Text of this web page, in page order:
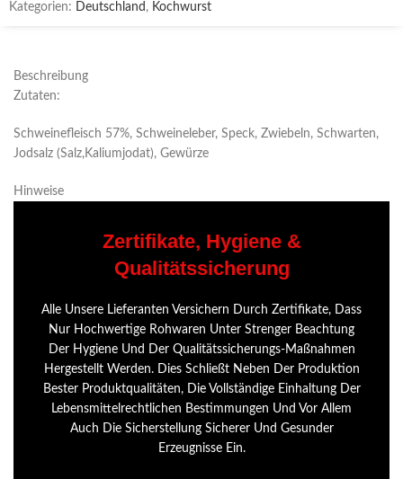
Kategorien: Deutschland , Kochwurst
Beschreibung
Zutaten:
Schweinefleisch 57%, Schweineleber, Speck, Zwiebeln, Schwarten,
Jodsalz (Salz,Kaliumjodat), Gewürze
Hinweise
Zertifikate, Hygiene &
Qualitätssicherung
Alle Unsere Lieferanten Versichern Durch Zertifikate, Dass
Nur Hochwertige Rohwaren Unter Strenger Beachtung
Der Hygiene Und Der Qualitätssicherungs-Maßnahmen
Hergestellt Werden. Dies Schließt Neben Der Produktion
Bester Produktqualitäten, Die Vollständige Einhaltung Der
Lebensmittelrechtlichen Bestimmungen Und Vor Allem
Auch Die Sicherstellung Sicherer Und Gesunder
Erzeugnisse Ein.